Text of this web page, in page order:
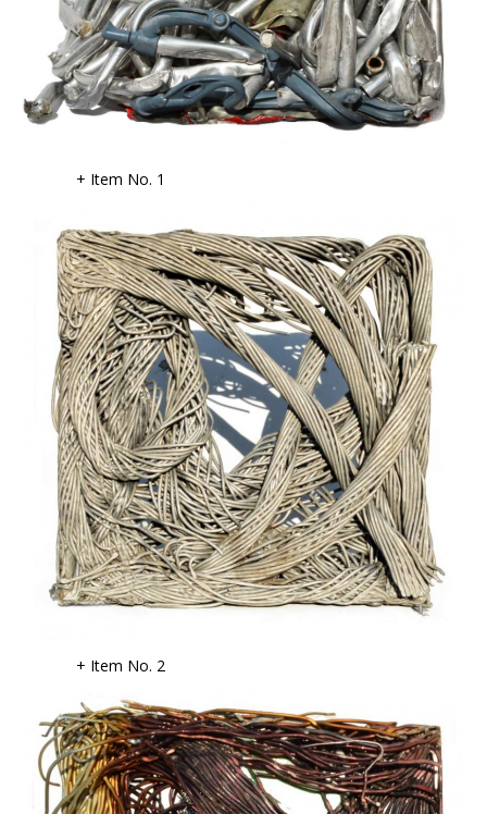
+ Item No. 1
+ Item No. 2